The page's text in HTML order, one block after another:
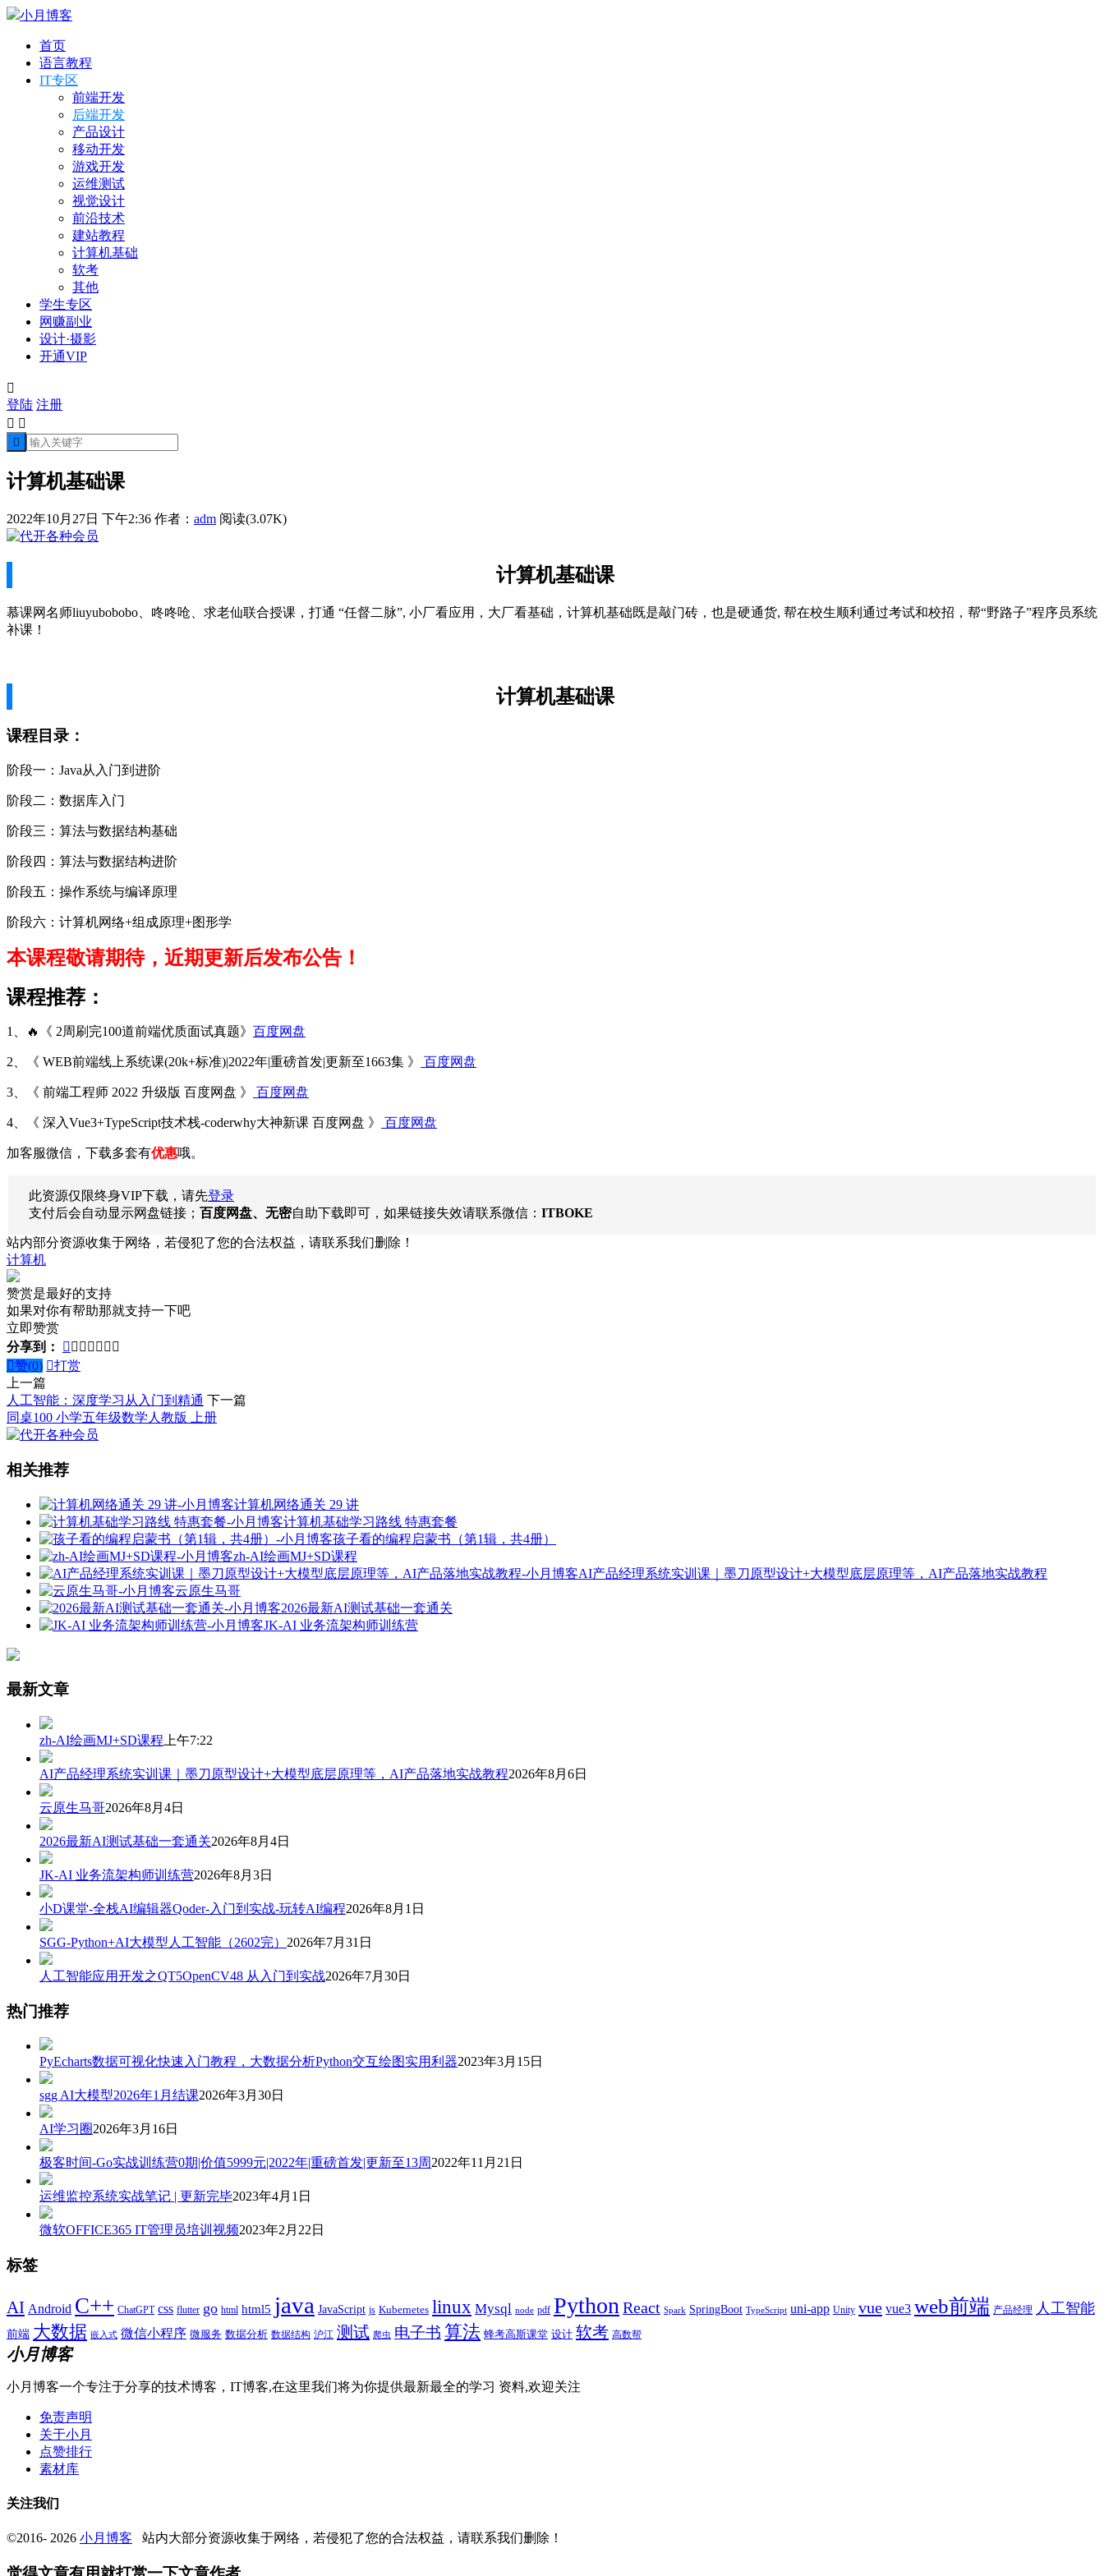
小月博客
首页
语言教程
IT专区
前端开发
后端开发
产品设计
移动开发
游戏开发
运维测试
视觉设计
前沿技术
建站教程
计算机基础
软考
其他
学生专区
网赚副业
设计·摄影
开通VIP

登陆 注册
 

计算机基础课
2022年10月27日 下午2:36 作者： adm 阅读(3.07K)
计算机基础课
慕课网名师liuyubobobo、咚咚呛、求老仙联合授课，打通 “任督二脉”, 小厂看应用，大厂看基础，计算机基础既是敲门砖，也是硬通货, 帮在校生顺利通过考试和校招，帮“野路子”程序员系统
补课！
计算机基础课
课程目录：
阶段一：Java从入门到进阶
阶段二：数据库入门
阶段三：算法与数据结构基础
阶段四：算法与数据结构进阶
阶段五：操作系统与编译原理
阶段六：计算机网络+组成原理+图形学
本课程敬请期待，近期更新后发布公告！
课程推荐：
1、🔥《 2周刷完100道前端优质面试真题》 百度网盘
2、《 WEB前端线上系统课(20k+标准)|2022年|重磅首发|更新至1663集 》 百度网盘
3、《 前端工程师 2022 升级版 百度网盘 》 百度网盘
4、《 深入Vue3+TypeScript技术栈-coderwhy大神新课 百度网盘 》 百度网盘
加客服微信，下载多套有优惠哦。
此资源仅限终身VIP下载，请先登录
支付后会自动显示网盘链接； 百度网盘、无密自助下载即可，如果链接失效请联系微信： ITBOKE
站内部分资源收集于网络，若侵犯了您的合法权益，请联系我们删除！
计算机
赞赏是最好的支持
如果对你有帮助那就支持一下吧
立即赞赏
分享到：
      
赞(0) 打赏
上一篇
人工智能：深度学习从入门到精通 下一篇
同桌100 小学五年级数学人教版 上册
相关推荐
计算机网络通关 29 讲
计算机基础学习路线 特惠套餐
孩子看的编程启蒙书（第1辑，共4册）
zh-AI绘画MJ+SD课程
AI产品经理系统实训课｜墨刀原型设计+大模型底层原理等，AI产品落地实战教程
云原生马哥
2026最新AI测试基础一套通关
JK-AI 业务流架构师训练营
最新文章
zh-AI绘画MJ+SD课程 上午7:22
AI产品经理系统实训课｜墨刀原型设计+大模型底层原理等，AI产品落地实战教程2026年8月6日
云原生马哥2026年8月4日
2026最新AI测试基础一套通关2026年8月4日
JK-AI 业务流架构师训练营2026年8月3日
小D课堂-全栈AI编辑器Qoder-入门到实战-玩转AI编程2026年8月1日
SGG-Python+AI大模型人工智能（2602完） 2026年7月31日
人工智能应用开发之QT5OpenCV48 从入门到实战2026年7月30日
热门推荐
PyEcharts数据可视化快速入门教程，大数据分析Python交互绘图实用利器2023年3月15日
sgg AI大模型2026年1月结课2026年3月30日
AI学习圈2026年3月16日
极客时间-Go实战训练营0期|价值5999元|2022年|重磅首发|更新至13周2022年11月21日
运维监控系统实战笔记 | 更新完毕2023年4月1日
微软OFFICE365 IT管理员培训视频2023年2月22日
标签
AI Android C++ ChatGPT css flutter go html html5 java JavaScript js Kubernetes linux Mysql node pdf Python React Spark SpringBoot TypeScript uni-app Unity vue vue3 web前端 产品经理 人工智能
前端 大数据 嵌入式 微信小程序 微服务 数据分析 数据结构 沪江 测试 爬虫 电子书 算法 蜂考高斯课堂 设计 软考 高数帮
小月博客
小月博客一个专注于分享的技术博客，IT博客,在这里我们将为你提供最新最全的学习 资料,欢迎关注
免责声明
关于小月
点赞排行
素材库
关注我们
©2016- 2026 小月博客 站内大部分资源收集于网络，若侵犯了您的合法权益，请联系我们删除！